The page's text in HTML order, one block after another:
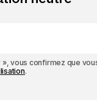
», vous confirmez que
.